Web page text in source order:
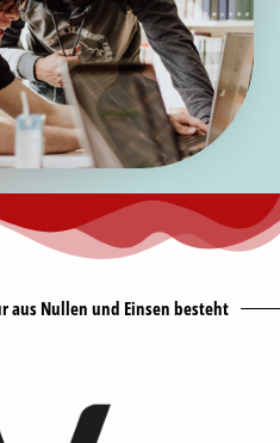
Nullen und Einsen besteht